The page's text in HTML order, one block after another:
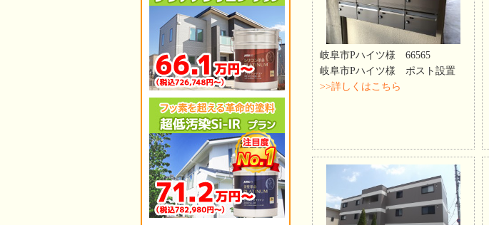
岐阜市Pハイツ様 66565
岐阜市Pハイツ様 ポスト設置
>>詳しくはこちら